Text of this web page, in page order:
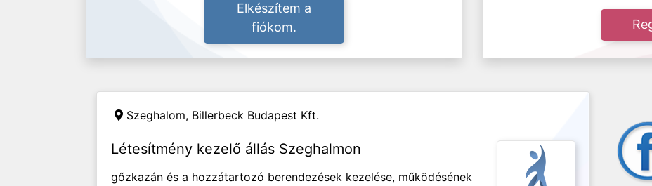
Elkészítem a
fiókom.
Szeghalom, Billerbeck Budapest Kft.
Létesítmény kezelő állás Szeghalmon
gőzkazán és a hozzátartozó berendezések kezelése, működésének